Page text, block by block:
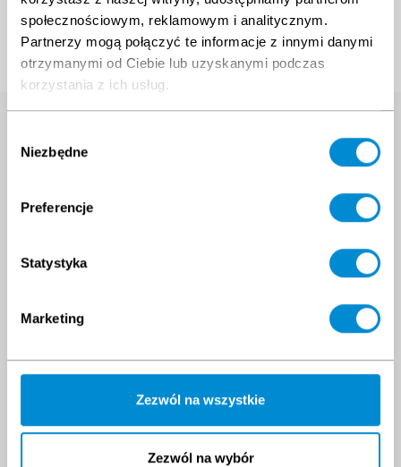
społecznościowym, reklamowym i analitycznym.
Partnerzy mogą połączyć te informacje z innymi danymi
otrzymanymi od Ciebie lub uzyskanymi podczas
korzystania z ich usług.
zgody
Niezbędne
Preferencje
Statystyka
Marketing
Zezwól na wszystkie
Zezwól na wybór
Ausbildung
Geben Sie den Namen der Schulung ein, an der
Sie interessiert sind
Haben Sie eine
Frage?
Kontaktiere
uns!